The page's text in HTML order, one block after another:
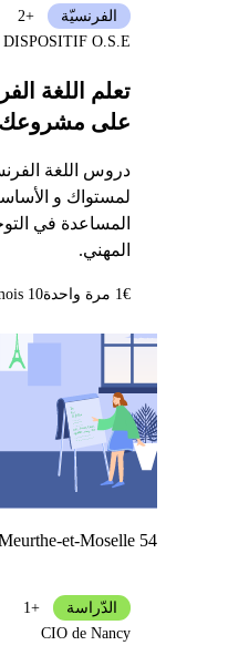
تعلم اللغة
على مشروعك
دروس اللغة
لمستواك و
المساعدة في
المهني.
الفرنسيّة
+2
DISPOSITIF O.S.E
1€ مرة واحدة 10 mois
et-Moselle 54
الدّراسة
+1
CIO de Nancy